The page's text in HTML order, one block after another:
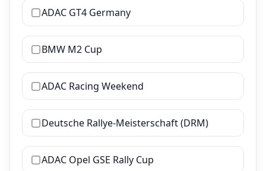
ADAC GT4 Germany
BMW M2 Cup
ADAC Racing Weekend
Deutsche Rallye-Meisterschaft (DRM)
ADAC Opel GSE Rally Cup